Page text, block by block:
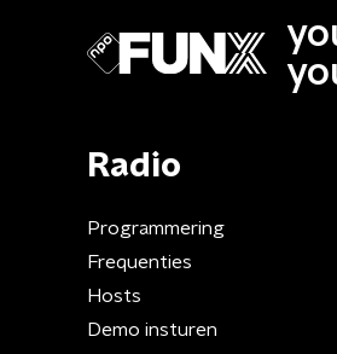
Radio
Programmering
Frequenties
Hosts
Demo insturen